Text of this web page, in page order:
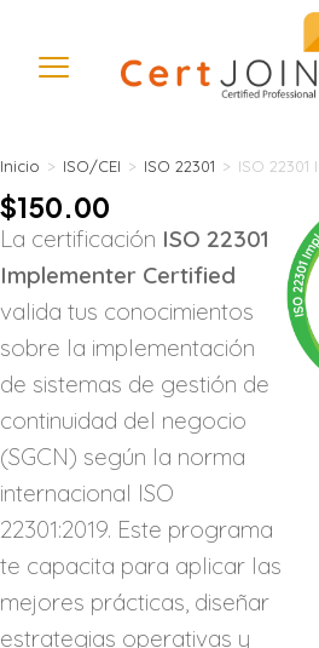
Inicio > ISO/CEI > ISO 22301 > ISO
$150.00
La certificación ISO 22301
Implementer Certified
valida tus conocimientos
sobre la implementación
de sistemas de gestión de
continuidad del negocio
(SGCN) según la norma
internacional ISO
22301:2019. Este programa
te capacita para aplicar las
mejores prácticas, diseñar
estrategias operativas y